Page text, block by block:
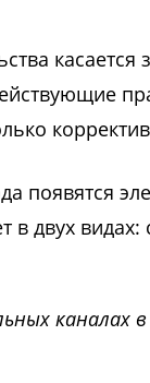
касается
появятся
в двух
каналах в